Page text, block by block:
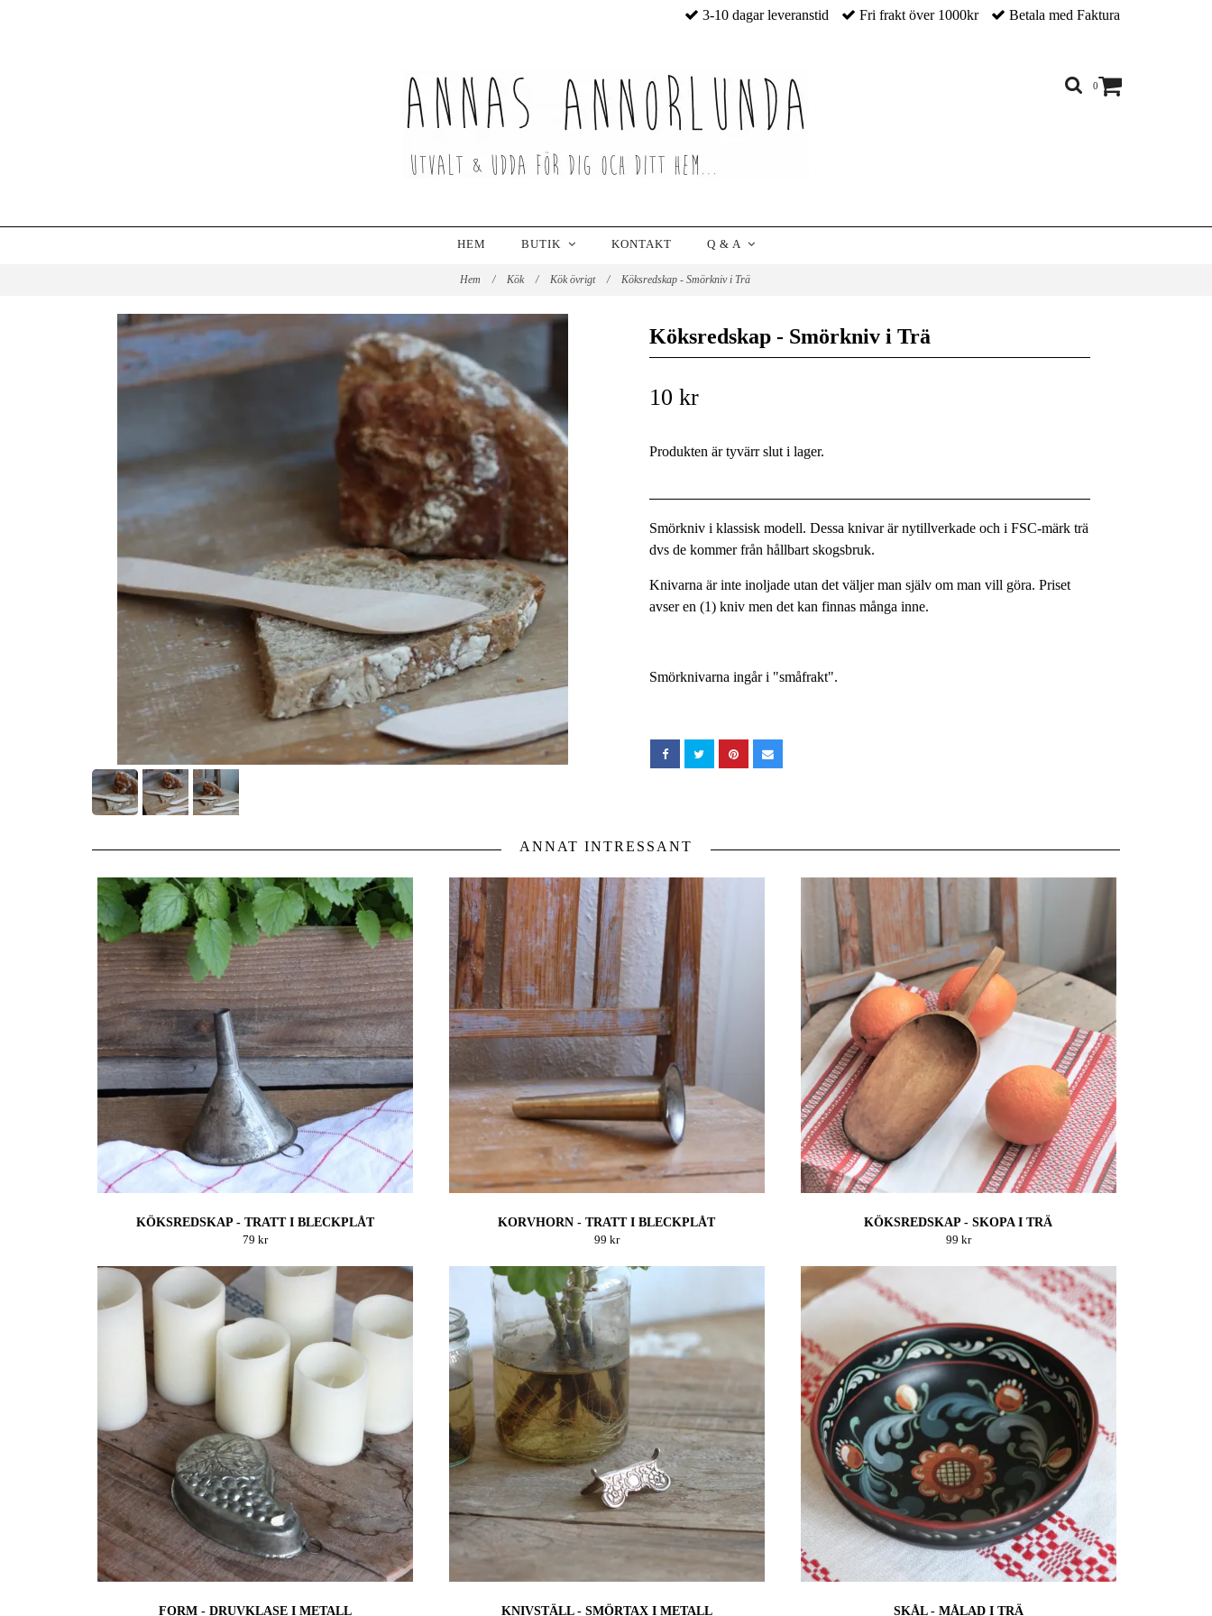
3-10 dagar leveranstid Fri frakt över 1000kr Betala med Faktura
0
HEM BUTIK KONTAKT Q & A
Hem / Kök / Kök övrigt / Köksredskap - Smörkniv i Trä
Köksredskap - Smörkniv i Trä
10 kr
Produkten är tyvärr slut i lager.
Smörkniv i klassisk modell. Dessa knivar är nytillverkade och i FSC-märk trä
dvs de kommer från hållbart skogsbruk.
Knivarna är inte inoljade utan det väljer man själv om man vill göra. Priset
avser en (1) kniv men det kan finnas många inne.
Smörknivarna ingår i "småfrakt".
ANNAT INTRESSANT
KÖKSREDSKAP - TRATT I BLECKPLÅT
79 kr
KORVHORN - TRATT I BLECKPLÅT
99 kr
KÖKSREDSKAP - SKOPA I TRÄ
99 kr
FORM - DRUVKLASE I METALL KNIVSTÄLL - SMÖRTAX I METALL SKÅL - MÅLAD I TRÄ